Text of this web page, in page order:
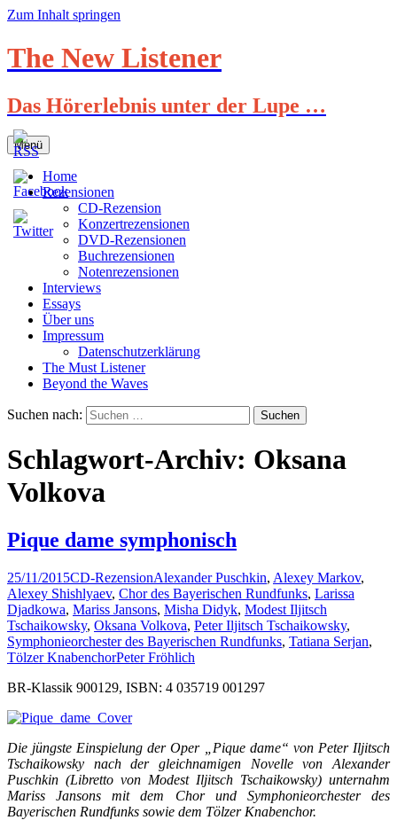
Zum Inhalt springen
The New Listener
Das Hörerlebnis unter der Lupe …
Menü
Home
Rezensionen
CD-Rezension
Konzertrezensionen
DVD-Rezensionen
Buchrezensionen
Notenrezensionen
Interviews
Essays
Über uns
Impressum
Datenschutzerklärung
The Must Listener
Beyond the Waves
Suchen nach:
Schlagwort-Archiv: Oksana
Volkova
Pique dame symphonisch
25/11/2015CD-RezensionAlexander Puschkin, Alexey Markov,
Alexey Shishlyaev, Chor des Bayerischen Rundfunks, Larissa
Djadkowa, Mariss Jansons, Misha Didyk, Modest Iljitsch
Tschaikowsky, Oksana Volkova, Peter Iljitsch Tschaikowsky,
Symphonieorchester des Bayerischen Rundfunks, Tatiana Serjan,
Tölzer KnabenchorPeter Fröhlich
BR-Klassik 900129, ISBN: 4 035719 001297
Die jüngste Einspielung der Oper „Pique dame“ von Peter Iljitsch
Tschaikowsky nach der gleichnamigen Novelle von Alexander
Puschkin (Libretto von Modest Iljitsch Tschaikowsky) unternahm
Mariss Jansons mit dem Chor und Symphonieorchester des
Bayerischen Rundfunks sowie dem Tölzer Knabenchor.